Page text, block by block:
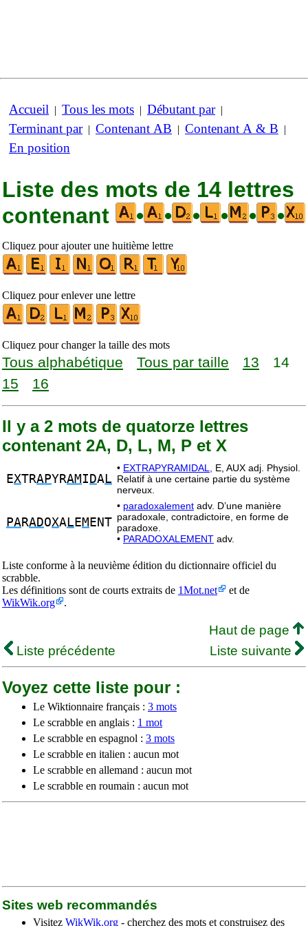
Accueil | Tous les mots | Débutant par|
Terminant par| Contenant AB | Contenant A & B |
En position
Liste des mots de 14 lettres
contenant
• • • • • •
Cliquez pour ajouter une huitième lettre
Cliquez pour enlever une lettre
Cliquez pour changer la taille des mots
Tous alphabétique Tous par taille 13
14
15
16
Il y a 2 mots de quatorze lettres
contenant 2A, D, L, M, P et X
EXTRAPYRAMI DAL
• EXTRAPYRAMIDAL,
E, AUX adj. Physiol.
Relatif à une certaine partie du système
nerveux.
PARADOXAL EM ENT
• paradoxalement adv. D’une manière
paradoxale, contradictoire, en forme de
paradoxe.
• PARADOXALEMENT adv.
Liste conforme à la neuvième édition du dictionnaire officiel du
scrabble.
Les définitions sont de courts extraits de 1Mot.net
et de
WikWik.org
.
Haut de page
Liste précédente
Liste suivante
Voyez cette liste pour :
Le Wiktionnaire français : 3 mots
Le scrabble en anglais : 1 mot
Le scrabble en espagnol : 3 mots
Le scrabble en italien : aucun mot
Le scrabble en allemand : aucun mot
Le scrabble en roumain : aucun mot
Sites web recommandés
Visitez WikWik.org - cherchez des mots et construisez des